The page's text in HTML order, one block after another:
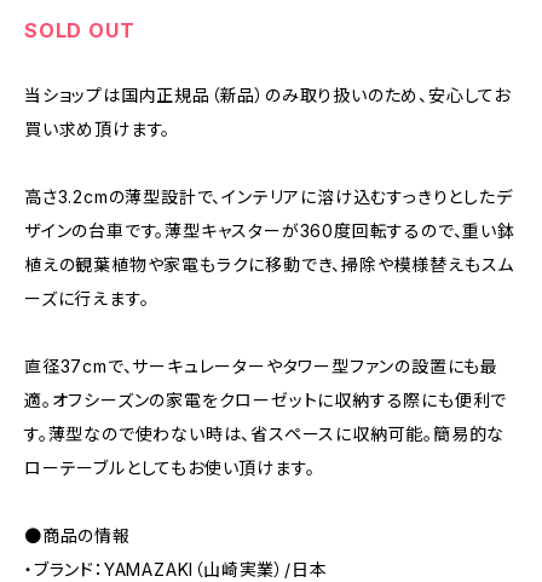
SOLD OUT
当ショップは国内正規品（新品）のみ取り扱いのため、安心してお
買い求め頂けます。
高さ3.2cmの薄型設計で、インテリアに溶け込むすっきりとしたデ
ザインの台車です。薄型キャスターが360度回転するので、重い鉢
植えの観葉植物や家電もラクに移動でき、掃除や模様替えもスム
ーズに行えます。
直径37cmで、サーキュレーターやタワー型ファンの設置にも最
適。オフシーズンの家電をクローゼットに収納する際にも便利で
す。薄型なので使わない時は、省スペースに収納可能。簡易的な
ローテーブルとしてもお使い頂けます。
●商品の情報
・ブランド：YAMAZAKI（山崎実業）/日本